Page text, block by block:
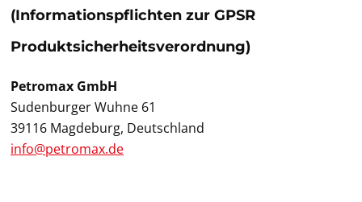
(Informationspflichten zur GPSR
Produktsicherheitsverordnung)
Petromax GmbH
Sudenburger Wuhne 61
39116 Magdeburg, Deutschland
info@petromax.de